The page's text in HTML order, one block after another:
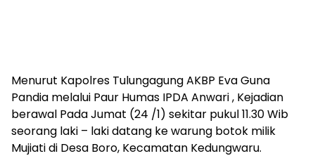
Menurut Kapolres Tulungagung AKBP Eva Guna
Pandia melalui Paur Humas IPDA Anwari , Kejadian
berawal Pada Jumat (24 /1) sekitar pukul 11.30 Wib
seorang laki – laki datang ke warung botok milik
Mujiati di Desa Boro, Kecamatan Kedungwaru.